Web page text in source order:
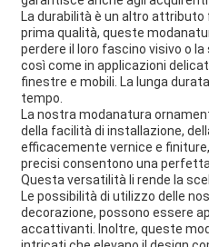
La durabilità è un altro
prima qualità, queste
perdere il loro fascino visivo o
così come in applicazioni
finestre e mobili. La lunga
tempo.
La nostra modanatura
della facilità di installazione,
efficacemente vernice e
precisi consentono una
Questa versatilità li rende la
Le possibilità di utilizzo delle
decorazione, possono essere
accattivanti. Inoltre, queste